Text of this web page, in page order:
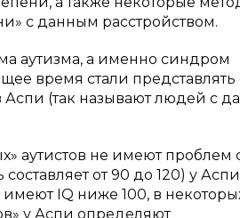
с данным расстройством.
аутизма, а именно синдром
время стали
Аспи (так называют людей с
аутистов не имеют проблем
от 90 до 120) у Аспи
IQ ниже 100, в
у Аспи определяют